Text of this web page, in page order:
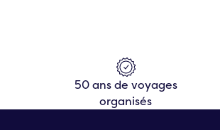
50 ans de voyages
organisés